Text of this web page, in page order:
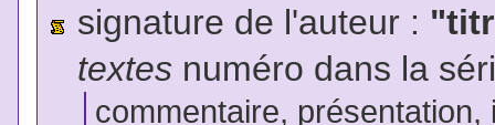
signature de l'auteur :
textesnuméro dans la
commentaire,